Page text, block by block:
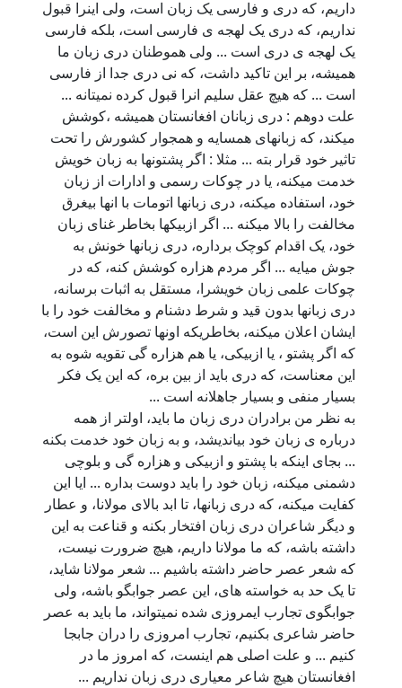
داریم، که دری و فارسی یک زبان است، ولی اینرا قبول
نداریم، که دری یک لهجه ی فارسی است، بلکه فارسی
یک لهجه ی دری است ... ولی هموطنان دری زبان ما
همیشه، بر این تاکید داشت، که نی دری جدا از فارسی
است ... که هیچ عقل سلیم انرا قبول کرده نمیتانه ...
علت دوهم : دری زبانان افغانستان همیشه ،کوشش
میکند، که زبانهای همسایه و همجوار کشورش را تحت
تاثیر خود قرار بته ... مثلا : اگر پشتونها به زبان خویش
خدمت میکنه، یا در چوکات رسمی و ادارات از زبان
خود، استفاده میکنه، دری زبانها اتومات با انها بیغرق
مخالفت را بالا میکنه ... اگر ازبیکها بخاطر غنای زبان
خود، یک اقدام کوچک برداره، دری زبانها خونش به
جوش میایه ... اگر مردم هزاره کوشش کنه، که در
چوکات علمی زبان خویشرا، مستقل به اثبات برسانه،
دری زبانها بدون قید و شرط دشنام و مخالفت خود را با
ایشان اعلان میکنه، بخاطریکه اونها تصورش این است،
که اگر پشتو ، یا ازبیکی، یا هم هزاره گی تقویه شوه به
این معناست، که دری باید از بین بره، که این یک فکر
بسیار منفی و بسیار جاهلانه است ...
به نظر من برادران دری زبان ما باید، اولتر از همه
درباره ی زبان خود بیاندیشد، و به زبان خود خدمت بکنه
... بجای اینکه با پشتو و ازبیکی و هزاره گی و بلوچی
دشمنی میکنه، زبان خود را باید دوست بداره ... ایا این
کفایت میکنه، که دری زبانها، تا ابد بالای مولانا، و عطار
و دیگر شاعران دری زبان افتخار بکنه و قناعت به این
داشته باشه، که ما مولانا داریم، هیچ ضرورت نیست،
که شعر عصر حاضر داشته باشیم ... شعر مولانا شاید،
تا یک حد به خواسته های، این عصر جوابگو باشه، ولی
جوابگوی تجارب ایمروزی شده نمیتواند، ما باید به عصر
حاضر شاعری بکنیم، تجارب امروزی را دران جابجا
کنیم ... و علت اصلی هم اینست، که امروز ما در
افغانستان هیچ شاعر معیاری دری زبان نداریم ...